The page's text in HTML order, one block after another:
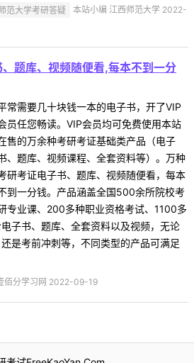
范大学考研答疑
本站小编 江西师范大学 2022-
题库、视频随便看,每本不到一分
常需要几十块钱一本的电子书，开了VIP
员任您畅读。VIP会员均可免费使用本站
售的万余种考研考证基础类产品（电子
、题库、视频课程、全套资料等）。万种
研考证电子书、题库、视频随便看，每本
到一分钱。产品涵盖全国500余所院校考
专业课、200多种职业资格考试、1100多
子书、题库、全套资料以及视频，无论
是考前冲刺等，不同类型的产品可满足
佰分学习网 2022-09-19